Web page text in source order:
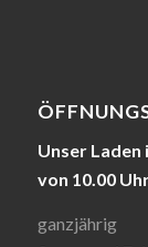
Unser Laden
von 10.00
ganzjährig